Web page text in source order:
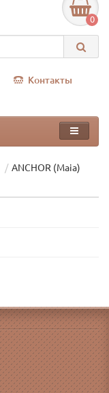
0
Контакты
ANCHOR (Maia)